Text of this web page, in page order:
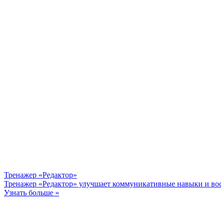
Тренажер «Редактор»
Тренажер «Редактор» улучшает коммуникативные навыки и
Узнать больше »